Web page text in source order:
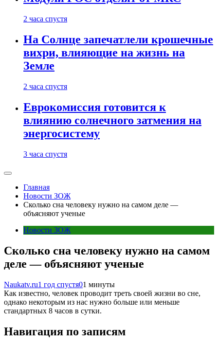
2 часа спустя
На Солнце запечатлели крошечные
вихри, влияющие на жизнь на
Земле
2 часа спустя
Еврокомиссия готовится к
влиянию солнечного затмения на
энергосистему
3 часа спустя
Главная
Новости ЗОЖ
Сколько сна человеку нужно на самом деле —
объясняют ученые
Новости ЗОЖ
Сколько сна человеку нужно на самом
деле — объясняют ученые
Naukatv.ru1 год спустя01 минуты
Как известно, человек проводит треть своей жизни во сне,
однако некоторым из нас нужно больше или меньше
стандартных 8 часов в сутки.
Навигация по записям